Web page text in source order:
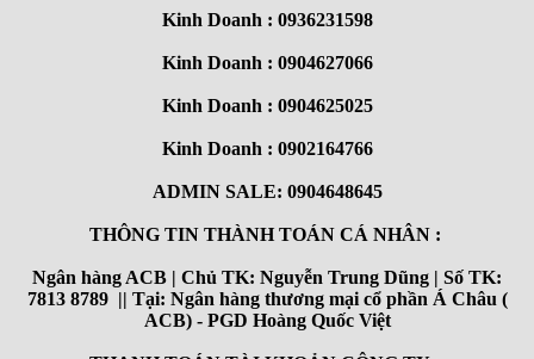
Kinh Doanh : 0936231598
Kinh Doanh : 0904627066
Kinh Doanh : 0904625025
Kinh Doanh : 0902164766
ADMIN SALE: 0904648645
THÔNG TIN THÀNH TOÁN CÁ NHÂN :
Ngân hàng ACB | Chủ TK: Nguyễn Trung Dũng | Số TK:
7813 8789 || Tại: Ngân hàng thương mại cổ phần Á Châu (
ACB) - PGD Hoàng Quốc Việt